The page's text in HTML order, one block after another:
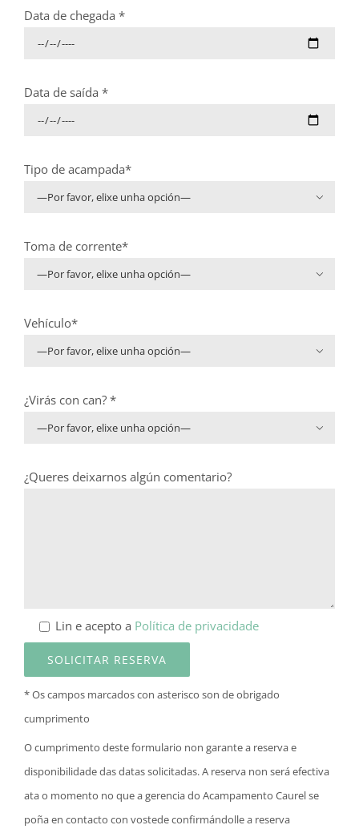
Data de chegada *
Data de saída *
Tipo de acampada*

Toma de corrente*

Vehículo*

¿Virás con can? *

¿Queres deixarnos algún comentario?
Lin e acepto a Política de privacidade
* Os campos marcados con asterisco son de obrigado
cumprimento
O cumprimento deste formulario non garante a reserva e
disponibilidade das datas solicitadas. A reserva non será efectiva
ata o momento no que a gerencia do Acampamento Caurel se
poña en contacto con vostede confirmándolle a reserva